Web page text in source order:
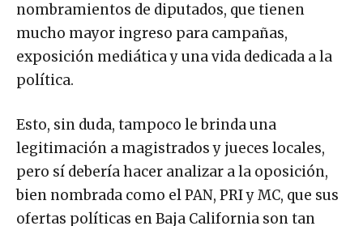
nombramientos de diputados, que tienen
mucho mayor ingreso para campañas,
exposición mediática y una vida dedicada a la
política.
Esto, sin duda, tampoco le brinda una
legitimación a magistrados y jueces locales,
pero sí debería hacer analizar a la oposición,
bien nombrada como el PAN, PRI y MC, que sus
ofertas políticas en Baja California son tan